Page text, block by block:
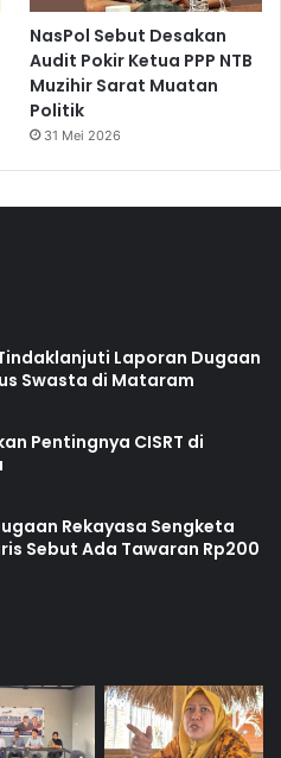
NasPol Sebut Desakan
Audit Pokir Ketua PPP NTB
Muzihir Sarat Muatan
Politik
31 Mei 2026
Tindaklanjuti Laporan Dugaan
Swasta di Mataram
Pentingnya CISRT di
Rekayasa Sengketa
Sebut Ada Tawaran Rp200